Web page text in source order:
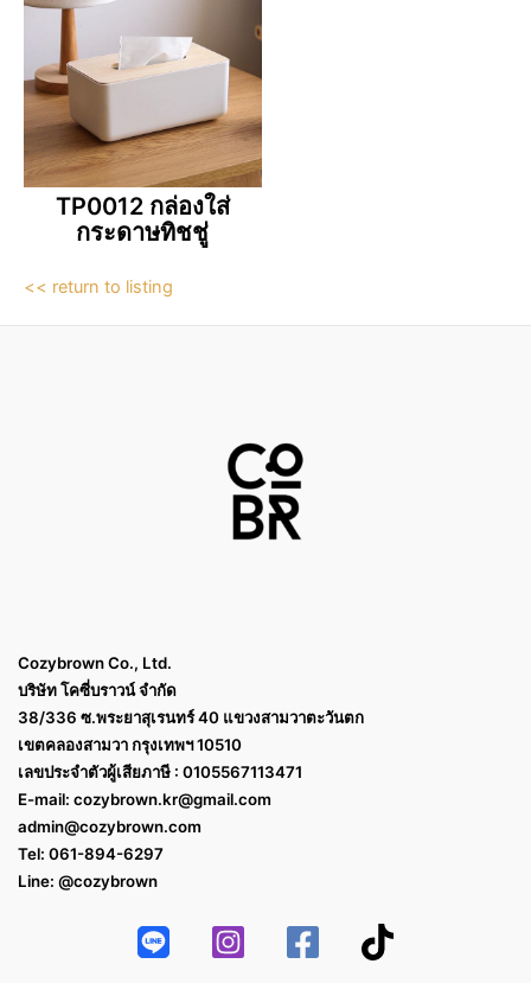
TP0012 กล่องใส่
กระดาษทิชชู่
<< return to listing
Cozybrown Co., Ltd.
บริษัท โคซี่บราวน์ จำกัด
38/336 ซ.พระยาสุเรนทร์ 40 แขวงสามวาตะวันตก
เขตคลองสามวา กรุงเทพฯ 10510
เลขประจำตัวผู้เสียภาษี : 0105567113471
E-mail: cozybrown.kr@gmail.com
admin@cozybrown.com
Tel: 061-894-6297
Line: @cozybrown